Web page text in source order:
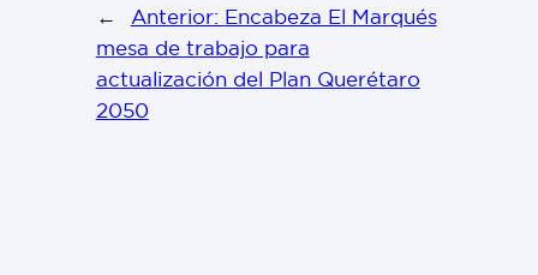
← Anterior: Encabeza El Marqués
mesa de trabajo para
actualización del Plan Querétaro
2050